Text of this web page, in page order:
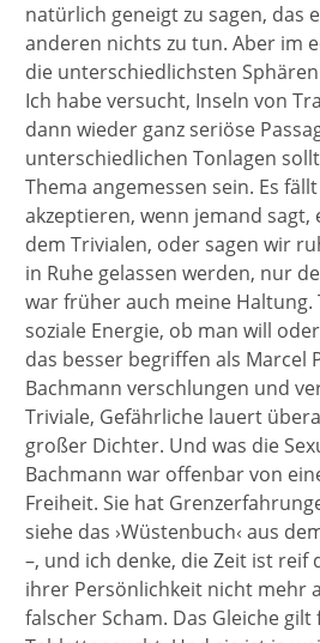
natürlich geneigt zu sagen, das
anderen nichts zu tun. Aber im
die unterschiedlichsten
Ich habe versucht, Inseln von
dann wieder ganz seriöse
unterschiedlichen Tonlagen
Thema angemessen sein. Es
akzeptieren, wenn jemand
dem Trivialen, oder sagen wir
in Ruhe gelassen werden, nur
war früher auch meine Haltung.
soziale Energie, ob man will
das besser begriffen als Marcel
Bachmann verschlungen und
Triviale, Gefährliche lauert
großer Dichter. Und was die
Bachmann war offenbar von
Freiheit. Sie hat
siehe das ›Wüstenbuch‹ aus
–, und ich denke, die Zeit ist reif
ihrer Persönlichkeit nicht mehr
falscher Scham. Das Gleiche